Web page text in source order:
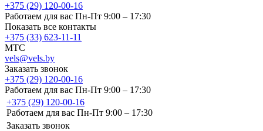
+375 (29) 120-00-16
Работаем для вас Пн-Пт 9:00 – 17:30
Показать все контакты
+375 (33) 623-11-11
MTC
vels@vels.by
Заказать звонок
+375 (29) 120-00-16
Работаем для вас Пн-Пт 9:00 – 17:30
+375 (29) 120-00-16
Работаем для вас Пн-Пт 9:00 – 17:30
Заказать звонок